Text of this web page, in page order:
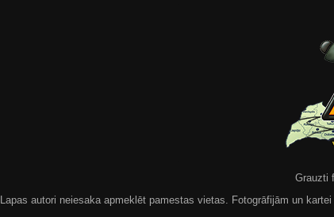
Grauzti
Lapas autori neiesaka apmeklēt pamestas vietas. Fotogrāfijām un